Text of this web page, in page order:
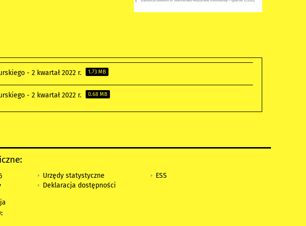
- 2 kwartał 2022 r. 1.73 MB
- 2 kwartał 2022 r. 0.68 MB
:
Urzędy statystyczne
Deklaracja dostępności
ESS